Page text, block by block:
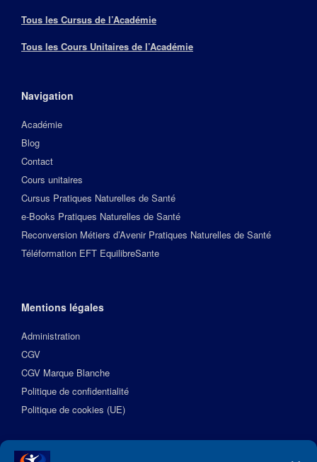
Tous les Cursus de l’Académie
Tous les Cours Unitaires de l’Académie
Navigation
Académie
Blog
Contact
Cours unitaires
Cursus Pratiques Naturelles de Santé
e-Books Pratiques Naturelles de Santé
Reconversion Métiers d’Avenir Pratiques Naturelles de Santé
Téléformation EFT EquilibreSante
Mentions légales
Administration
CGV
CGV Marque Blanche
Politique de confidentialité
Politique de cookies (UE)